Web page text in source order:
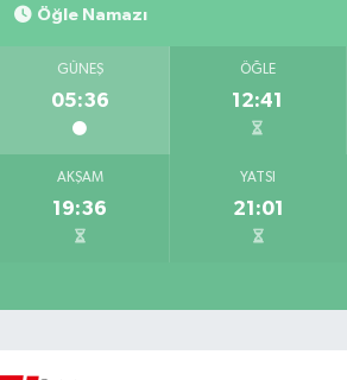
Öğle Namazı
GÜNEŞ
05:36
ÖĞLE
12:41
AKŞAM
19:36
YATSI
21:01